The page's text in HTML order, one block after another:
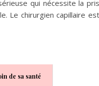
qui nécessite la
Le chirurgien capillaire
de sa santé